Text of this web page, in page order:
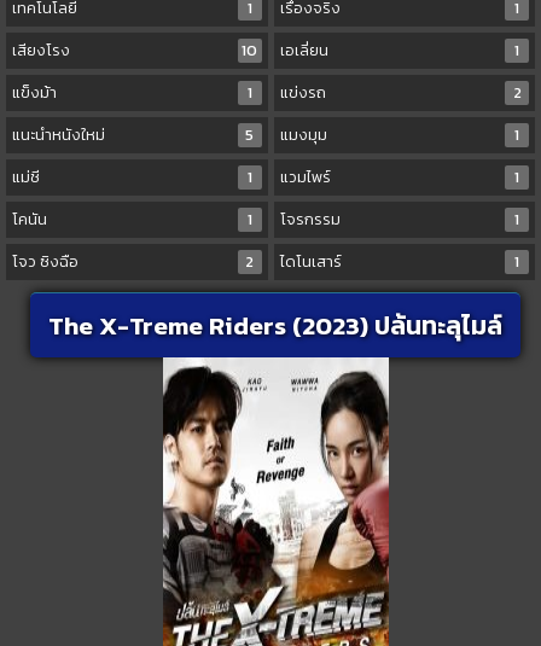
เทคโนโลยี
1 เรื่องจริง
1
เสียงโรง
10 เอเลี่ยน
1
แข็งม้า
1 แข่งรถ
2
แนะนำหนังใหม่
5 แมงมุม
1
แม่ชี
1 แวมไพร์
1
โคนัน
1 โจรกรรม
1
โจว ซิงฉือ
2 ไดโนเสาร์ 1
The X-Treme Riders (2023) ปล้นทะลุไมล์